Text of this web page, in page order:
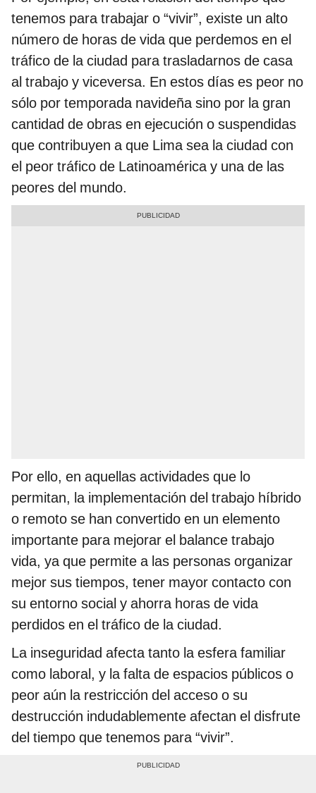
tenemos para trabajar o “vivir”, existe un alto
número de horas de vida que perdemos en el
tráfico de la ciudad para trasladarnos de casa
al trabajo y viceversa. En estos días es peor no
sólo por temporada navideña sino por la gran
cantidad de obras en ejecución o suspendidas
que contribuyen a que Lima sea la ciudad con
el peor tráfico de Latinoamérica y una de las
peores del mundo.
Por ello, en aquellas actividades que lo
permitan, la implementación del trabajo híbrido
o remoto se han convertido en un elemento
importante para mejorar el balance trabajo
vida, ya que permite a las personas organizar
mejor sus tiempos, tener mayor contacto con
su entorno social y ahorra horas de vida
perdidos en el tráfico de la ciudad.
La inseguridad afecta tanto la esfera familiar
como laboral, y la falta de espacios públicos o
peor aún la restricción del acceso o su
destrucción indudablemente afectan el disfrute
del tiempo que tenemos para “vivir”.